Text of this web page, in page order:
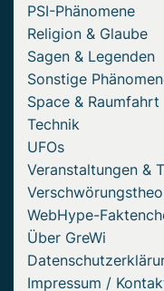
PSI-Phänomene
Religion & Glaube
Sagen & Legenden
Sonstige
Space & Raumfahrt
Technik
UFOs
Veranstaltungen &
WebHype-
Über GreWi
Impressum /